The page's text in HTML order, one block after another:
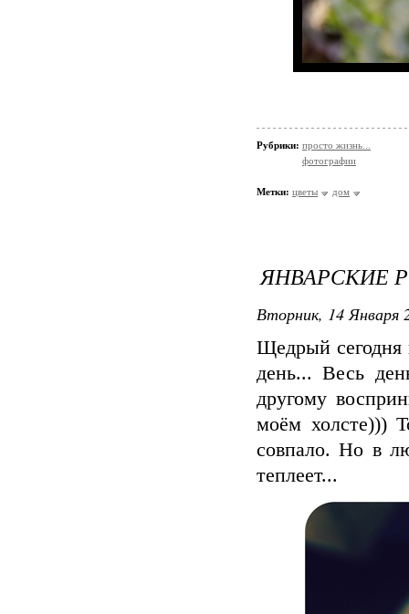
Рубрики: просто жизнь...
фотографии
Метки: цветы дом
ЯНВАРСКИЕ
Вторник, 14 Января
Щедрый
день... Весь
другому
моём холсте)))
совпало. Но в
теплеет...